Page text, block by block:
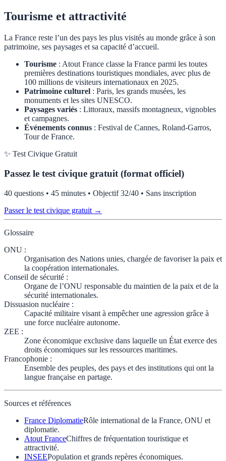
Tourisme et attractivité
La France reste l’un des pays les plus visités au monde grâce à son
patrimoine, ses paysages et sa capacité d’accueil.
Tourisme : Atout France classe la France parmi les toutes
premières destinations touristiques mondiales, avec plus de
100 millions de visiteurs internationaux en 2025.
Patrimoine culturel : Paris, les grands musées, les
monuments et les sites UNESCO.
Paysages variés : Littoraux, massifs montagneux, vignobles
et campagnes.
Événements connus : Festival de Cannes, Roland-Garros,
Tour de France.
✨ Test Civique Gratuit
Passez le test civique gratuit (format officiel)
40 questions • 45 minutes • Objectif 32/40 • Sans inscription
Passer le test civique gratuit →
Glossaire
ONU :
Organisation des Nations unies, chargée de favoriser la paix et
la coopération internationales.
Conseil de sécurité :
Organe de l’ONU responsable du maintien de la paix et de la
sécurité internationales.
Dissuasion nucléaire :
Capacité militaire visant à empêcher une agression grâce à
une force nucléaire autonome.
ZEE :
Zone économique exclusive dans laquelle un État exerce des
droits économiques sur les ressources maritimes.
Francophonie :
Ensemble des peuples, des pays et des institutions qui ont la
langue française en partage.
Sources et références
France DiplomatieRôle international de la France, ONU et
diplomatie.
Atout FranceChiffres de fréquentation touristique et
attractivité.
INSEEPopulation et grands repères économiques.